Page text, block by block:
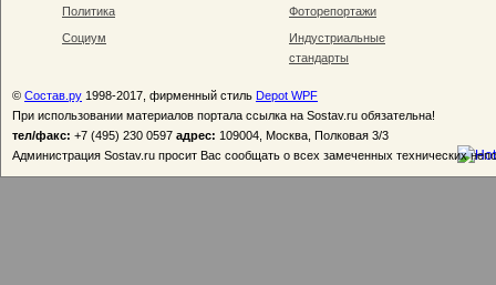
Политика
Социум
Фоторепортажи
Индустриальные
стандарты
© Состав.ру 1998-2017, фирменный стиль Depot WPF
При использовании материалов портала ссылка на Sostav.ru обязательна!
тел/факс: +7 (495) 230 0597 адрес: 109004, Москва, Полковая 3/3
Администрация Sostav.ru просит Вас сообщать о всех замеченных технических